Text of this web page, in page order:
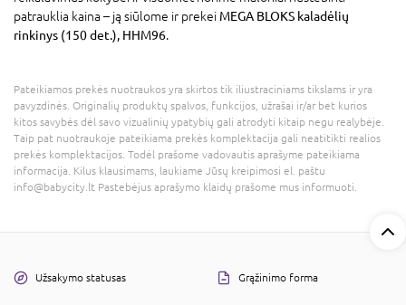
patrauklia kaina – ją siūlome ir prekei MEGA BLOKS kaladėlių
rinkinys (150 det.), HHM96.
Pateikiamos prekės nuotraukos yra skirtos tik iliustraciniams tikslams ir yra
pavyzdinės. Originalių produktų spalvos, funkcijos, užrašai ir/ar bet kurios
kitos savybės dėl savo vizualinių ypatybių gali atrodyti kitaip negu realybėje.
Taip pat nuotraukoje pateikiama prekės komplektacija gali neatitikti realios
prekės komplektacijos. Todėl prašome vadovautis aprašyme pateikiama
informacija. Kilus klausimams, laukiame Jūsų kreipimosi el. paštu
info@babycity.lt Pastebėjus aprašymo klaidų prašome mus informuoti.
Užsakymo statusas Grąžinimo forma